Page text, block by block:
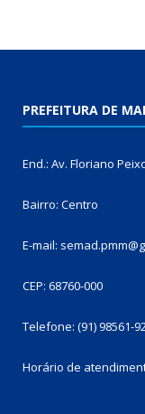
PREFEITURA DE
End.: Av. Floriano
Bairro: Centro
E-mail:
CEP: 68760-000
Telefone: (91) 98561-
Horário de